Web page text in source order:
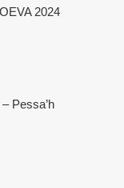
2024
Pessa’h